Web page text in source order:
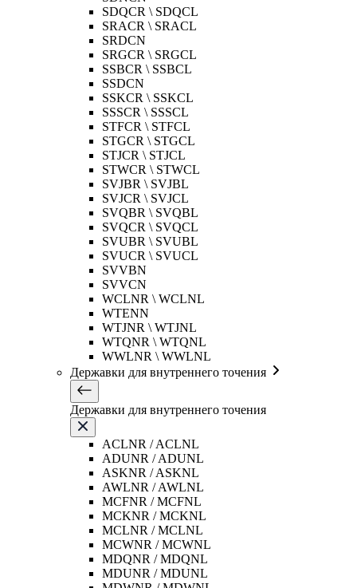
SDQCR \ SDQCL
SRACR \ SRACL
SRDCN
SRGCR \ SRGCL
SSBCR \ SSBCL
SSDCN
SSKCR \ SSKCL
SSSCR \ SSSCL
STFCR \ STFCL
STGCR \ STGCL
STJCR \ STJCL
STWCR \ STWCL
SVJBR \ SVJBL
SVJCR \ SVJCL
SVQBR \ SVQBL
SVQCR \ SVQCL
SVUBR \ SVUBL
SVUCR \ SVUCL
SVVBN
SVVCN
WCLNR \ WCLNL
WTENN
WTJNR \ WTJNL
WTQNR \ WTQNL
WWLNR \ WWLNL
Державки для внутреннего точения
Державки для внутреннего точения
ACLNR / ACLNL
ADUNR / ADUNL
ASKNR / ASKNL
AWLNR / AWLNL
MCFNR / MCFNL
MCKNR / MCKNL
MCLNR / MCLNL
MCWNR / MCWNL
MDQNR / MDQNL
MDUNR / MDUNL